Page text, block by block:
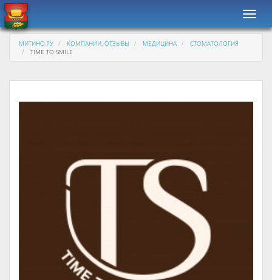
МИТИНО.РУ КОМПАНИИ, ОТЗЫВЫ МЕДИЦИНА
СТОМАТОЛОГИЯ
TIME TO SMILE